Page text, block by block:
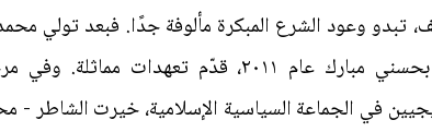
تبدو وعود الشرع المبكرة مألوفة جدًا. فبعد تولي
الإطاحة بحسني مبارك عام ٢٠١١،
في الجماعة السياسية الإسلامية، خيرت الشاطر -